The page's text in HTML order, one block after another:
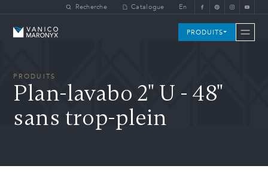
Skip to main contentRecherche Catalogue En
Vanico-Maronyx PRODUITS
PRODUITS
Plan-lavabo 2" U - 48"
sans trop-plein